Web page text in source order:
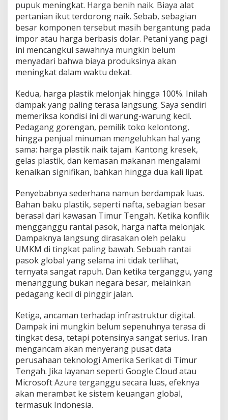
pupuk meningkat. Harga benih naik. Biaya alat
pertanian ikut terdorong naik. Sebab, sebagian
besar komponen tersebut masih bergantung pada
impor atau harga berbasis dolar. Petani yang pagi
ini mencangkul sawahnya mungkin belum
menyadari bahwa biaya produksinya akan
meningkat dalam waktu dekat.
Kedua, harga plastik melonjak hingga 100%. Inilah
dampak yang paling terasa langsung. Saya sendiri
memeriksa kondisi ini di warung-warung kecil.
Pedagang gorengan, pemilik toko kelontong,
hingga penjual minuman mengeluhkan hal yang
sama: harga plastik naik tajam. Kantong kresek,
gelas plastik, dan kemasan makanan mengalami
kenaikan signifikan, bahkan hingga dua kali lipat.
Penyebabnya sederhana namun berdampak luas.
Bahan baku plastik, seperti nafta, sebagian besar
berasal dari kawasan Timur Tengah. Ketika konflik
mengganggu rantai pasok, harga nafta melonjak.
Dampaknya langsung dirasakan oleh pelaku
UMKM di tingkat paling bawah. Sebuah rantai
pasok global yang selama ini tidak terlihat,
ternyata sangat rapuh. Dan ketika terganggu, yang
menanggung bukan negara besar, melainkan
pedagang kecil di pinggir jalan.
Ketiga, ancaman terhadap infrastruktur digital.
Dampak ini mungkin belum sepenuhnya terasa di
tingkat desa, tetapi potensinya sangat serius. Iran
mengancam akan menyerang pusat data
perusahaan teknologi Amerika Serikat di Timur
Tengah. Jika layanan seperti Google Cloud atau
Microsoft Azure terganggu secara luas, efeknya
akan merambat ke sistem keuangan global,
termasuk Indonesia.